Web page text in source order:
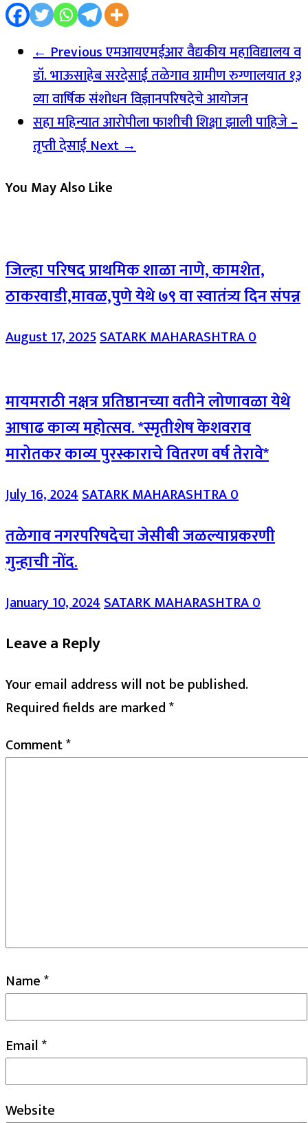
← Previousएमआयएमईआर वैद्यकीय महाविद्यालय व
डॉ. भाऊसाहेब सरदेसाई तळेगाव ग्रामीण रुग्णालयात १३
व्या वार्षिक संशोधन विज्ञानपरिषदेचे आयोजन
सहा महिन्यात आरोपीला फाशीची शिक्षा झाली पाहिजे –
तृप्ती देसाईNext →
You May Also Like
जिल्हा परिषद प्राथमिक शाळा नाणे, कामशेत,
ठाकरवाडी,मावळ,पुणे येथे ७९ वा स्वातंत्र्य दिन संपन्न
August 17, 2025SATARK MAHARASHTRA0
मायमराठी नक्षत्र प्रतिष्ठानच्या वतीने लोणावळा येथे
आषाढ काव्य महोत्सव. *स्मृतीशेष केशवराव
मारोतकर काव्य पुरस्काराचे वितरण वर्ष तेरावे*
July 16, 2024SATARK MAHARASHTRA0
तळेगाव नगरपरिषदेचा जेसीबी जळल्याप्रकरणी
गुन्हाची नोंद.
January 10, 2024SATARK MAHARASHTRA0
Leave a Reply
Your email address will not be published.
Required fields are marked*
Comment*
Name*
Email*
Website